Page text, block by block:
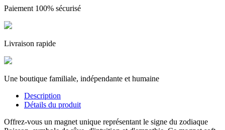
Paiement 100% sécurisé
Livraison rapide
Une boutique familiale, indépendante et humaine
Description
Détails du produit
Offrez-vous un magnet unique représentant le signe du zodiaque